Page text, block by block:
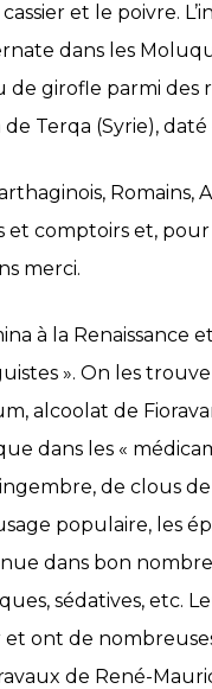
cassier et le poivre.
dans les
girofle parmi des
Terqa (Syrie), daté
Romains,
comptoirs et,
merci.
à la Renaissance
». On les
alcoolat de
dans les «
de clous
populaire, les
dans bon
sédatives, etc.
ont de
de René-